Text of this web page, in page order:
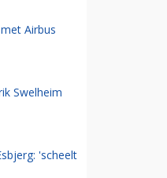
Airbus
Swelheim
'scheelt